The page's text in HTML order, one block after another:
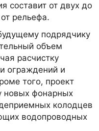
составит от двух до
рельефа.
подрядчику
объем
расчистку
ограждений и
того, проект
новых фонарных
колодцев
водопроводных